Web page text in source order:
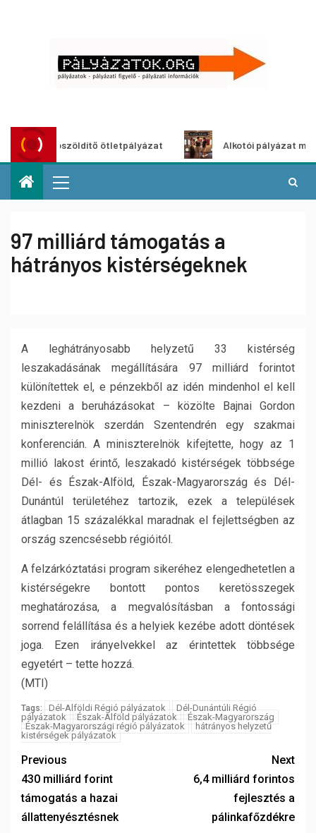
Városzöldítő ötletpályázat Alkotói pályázat
97 milliárd támogatás a
hátrányos kistérségeknek
A leghátrányosabb helyzetű 33 kistérség
leszakadásának megállítására 97 milliárd forintot
különítettek el, e pénzekből az idén mindenhol el kell
kezdeni a beruházásokat – közölte Bajnai Gordon
miniszterelnök szerdán Szentendrén egy szakmai
konferencián. A miniszterelnök kifejtette, hogy az 1
millió lakost érintő, leszakadó kistérségek többsége
Dél- és Észak-Alföld, Észak-Magyarország és Dél-
Dunántúl területéhez tartozik, ezek a települések
átlagban 15 százalékkal maradnak el fejlettségben az
ország szencsésebb régióitól.
A felzárkóztatási program sikeréhez elengedhetetlen a
kistérségekre bontott pontos keretösszegek
meghatározása, a megvalósításban a fontossági
sorrend felállítása és a helyiek kezébe adott döntések
joga. Ezen irányelvekkel az érintettek többsége
egyetért – tette hozzá.
(MTI)
Tags: Dél-Alföldi Régió pályázatok
Dél-Dunántúli Régió
pályázatok
Észak-Alföld pályázatok
Észak-Magyarország
Észak-Magyarországi régió pályázatok
hátrányos helyzetű
kistérségek pályázatok
Previous
430 milliárd forint
támogatás a hazai
állattenyésztésnek
Next
6,4 milliárd forintos
fejlesztés a
pálinkafőzdékre